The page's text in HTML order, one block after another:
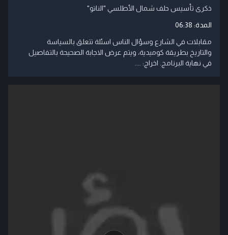
ذكرى تأسيس حلف شمال الأطلسي "الناتو"
المدة: 06:38
مقابلات في الشارع وسؤال الناس اسئلة تتعلق بالسياسة
والتاريخ بطريقة كوميدية، ويتم عرض الاجابة الصحيحة بالتفاصيل
في نهاية البرنامج. اخراج: ....